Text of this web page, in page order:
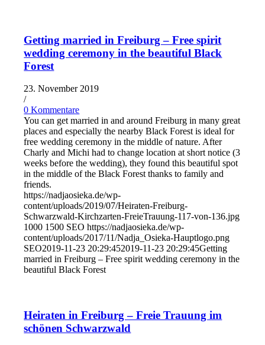
Getting married in Freiburg – Free spirit
wedding ceremony in the beautiful Black
Forest
23. November 2019
/
0 Kommentare
You can get married in and around Freiburg in many great
places and especially the nearby Black Forest is ideal for
free wedding ceremony in the middle of nature. After
Charly and Michi had to change location at short notice (3
weeks before the wedding), they found this beautiful spot
in the middle of the Black Forest thanks to family and
friends.
https://nadjaosieka.de/wp-
content/uploads/2019/07/Heiraten-Freiburg-
Schwarzwald-Kirchzarten-FreieTrauung-117-von-136.jpg
1000 1500 SEO https://nadjaosieka.de/wp-
content/uploads/2017/11/Nadja_Osieka-Hauptlogo.png
SEO2019-11-23 20:29:452019-11-23 20:29:45Getting
married in Freiburg – Free spirit wedding ceremony in the
beautiful Black Forest
Heiraten in Freiburg – Freie Trauung im
schönen Schwarzwald